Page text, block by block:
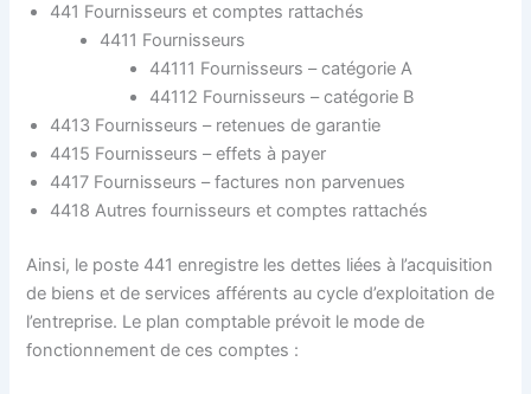
441 Fournisseurs et comptes rattachés
4411 Fournisseurs
44111 Fournisseurs – catégorie A
44112 Fournisseurs – catégorie B
4413 Fournisseurs – retenues de garantie
4415 Fournisseurs – effets à payer
4417 Fournisseurs – factures non parvenues
4418 Autres fournisseurs et comptes rattachés
Ainsi, le poste 441 enregistre les dettes liées à l’acquisition
de biens et de services afférents au cycle d’exploitation de
l’entreprise. Le plan comptable prévoit le mode de
fonctionnement de ces comptes :